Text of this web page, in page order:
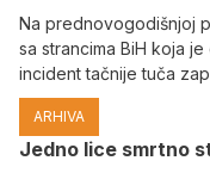
Na prednovogodišnjoj
sa strancima BiH koja
incident tačnije tuča
ARHIVA
Јedno lice smrtno